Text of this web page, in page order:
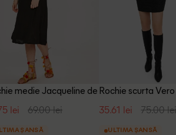
medie Jacqueline de
negru
lei 69.00 lei
ȘANSĂ
Rochie scurta
35.61 lei 75.00 lei
ULTIMA ȘANSĂ